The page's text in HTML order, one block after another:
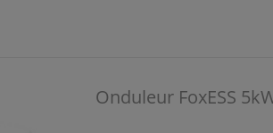
Onduleur FoxESS